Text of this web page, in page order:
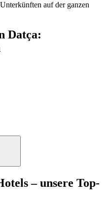
auf der ganzen
Datça:
– unsere Top-